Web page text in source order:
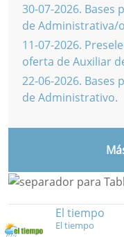
30-07-2026. Bases
de Administrativa/
11-07-2026.
oferta de Auxiliar
22-06-2026. Bases
de Administrativo.
El tiempo
El tiempo